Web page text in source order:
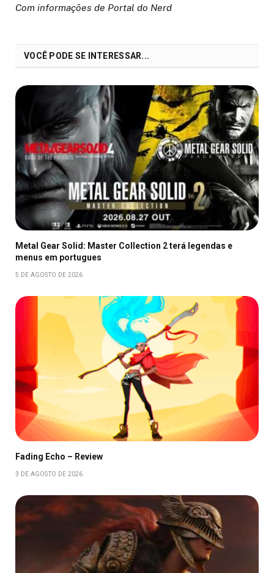
Com informações de Portal do Nerd
VOCÊ PODE SE INTERESSAR...
Metal Gear Solid: Master Collection 2 terá legendas e
menus em portugues
5 DE AGOSTO DE 2026
Fading Echo – Review
3 DE AGOSTO DE 2026